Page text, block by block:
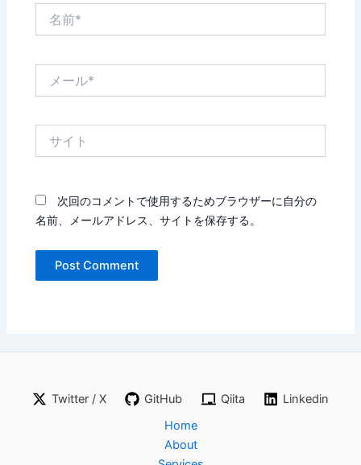
次回のコメントで使用するためブラウザーに自分の
名前、メールアドレス、サイトを保存する。
Twitter / X GitHub Qiita
Linkedin
Home
About